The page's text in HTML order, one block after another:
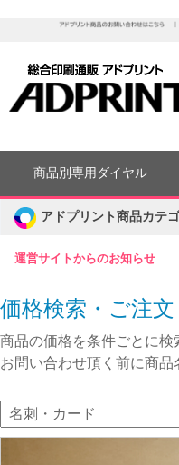
運営サイトからのお知らせ
商品別専用ダイヤル
アドプリント商品カテ
価格検索・ご注文
商品の価格を条件ごとに検
お問い合わせ頂く前に商品